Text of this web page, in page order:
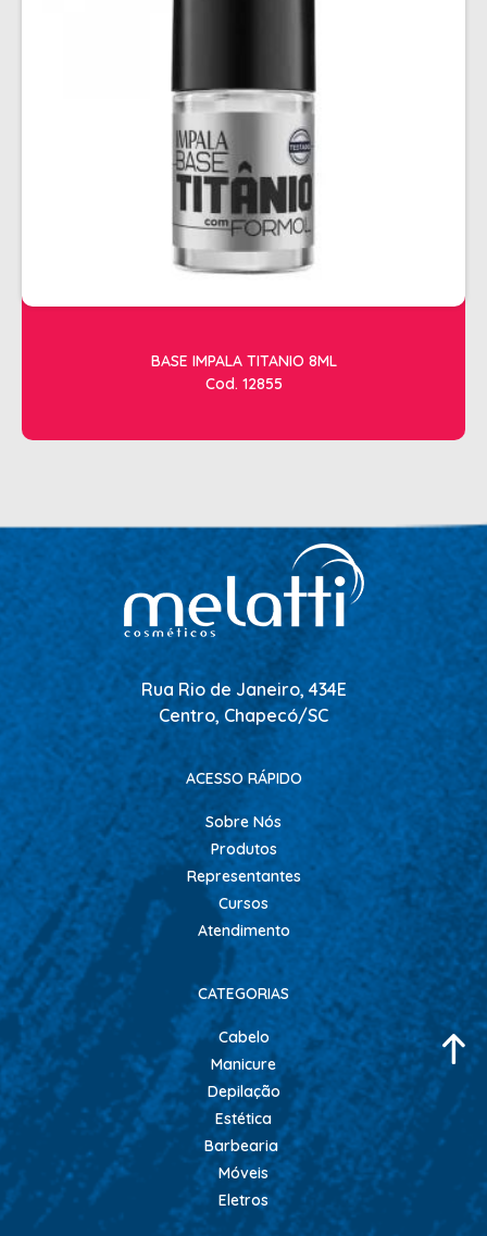
BASE IMPALA TITANIO 8ML
Cod. 12855
Rua Rio de Janeiro, 434E
Centro, Chapecó/SC
ACESSO RÁPIDO
Sobre Nós
Produtos
Representantes
Cursos
Atendimento
CATEGORIAS
Cabelo
Manicure
Depilação
Estética
Barbearia
Móveis
Eletros